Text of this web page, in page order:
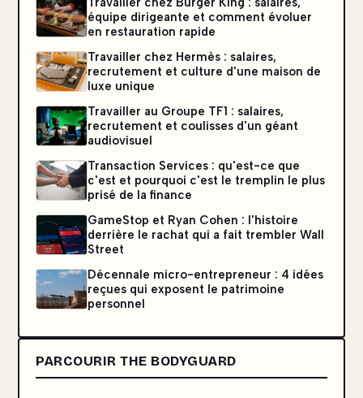
équipe dirigeante et comment évoluer
en restauration rapide
Travailler chez Hermès : salaires,
recrutement et culture d'une maison de
luxe unique
Travailler au Groupe TF1 : salaires,
recrutement et coulisses d'un géant
audiovisuel
Transaction Services : qu'est-ce que
c'est et pourquoi c'est le tremplin le plus
prisé de la finance
GameStop et Ryan Cohen : l'histoire
derrière le rachat qui a fait trembler Wall
Street
Décennale micro-entrepreneur : 4 idées
reçues qui exposent le patrimoine
personnel
PARCOURIR THE BODYGUARD